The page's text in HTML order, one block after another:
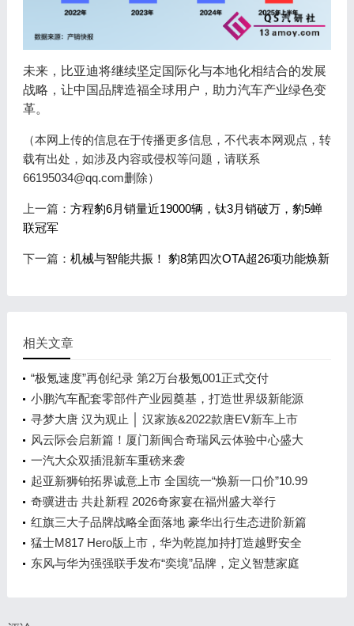
未来，比亚迪将继续坚定国际化与本地化相结合的发展
战略，让中国品牌造福全球用户，助力汽车产业绿色变
革。
（本网上传的信息在于传播更多信息，不代表本网观点，转
载有出处，如涉及内容或侵权等问题，请联系
66195034@qq.com删除）
上一篇： 方程豹6月销量近19000辆，钛3月销破万，豹5蝉
联冠军
下一篇： 机械与智能共振！ 豹8第四次OTA超26项功能焕新
相关文章
“极氪速度”再创纪录 第2万台极氪001正式交付
小鹏汽车配套零部件产业园奠基，打造世界级新能源
智能汽车集群
寻梦大唐 汉为观止 │ 汉家族&2022款唐EV新车上市
发布会，敬请期待！
风云际会启新篇！厦门新闽合奇瑞风云体验中心盛大
开业
一汽大众双插混新车重磅来袭
起亚新狮铂拓界诚意上市 全国统一“焕新一口价”10.99
万元起
奇骥进击 共赴新程 2026奇家宴在福州盛大举行
红旗三大子品牌战略全面落地 豪华出行生态进阶新篇
章
猛士M817 Hero版上市，华为乾崑加持打造越野安全
标杆！
东风与华为强强联手发布“奕境”品牌，定义智慧家庭